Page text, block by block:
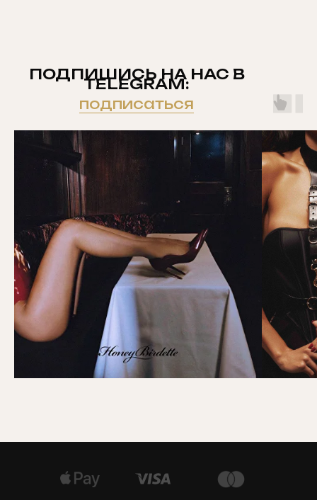
ПОДПИШИСЬ НА НАС В
TELEGRAM:
подписаться